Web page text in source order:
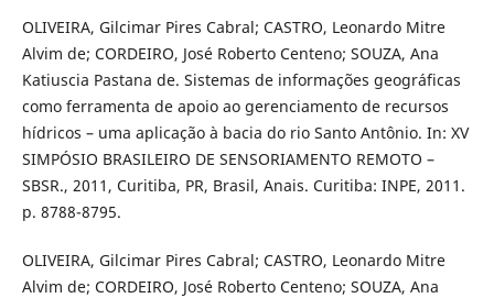
OLIVEIRA, Gilcimar Pires Cabral; CASTRO, Leonardo Mitre
Alvim de; CORDEIRO, José Roberto Centeno; SOUZA, Ana
Katiuscia Pastana de. Sistemas de informações geográficas
como ferramenta de apoio ao gerenciamento de recursos
hídricos – uma aplicação à bacia do rio Santo Antônio. In: XV
SIMPÓSIO BRASILEIRO DE SENSORIAMENTO REMOTO –
SBSR., 2011, Curitiba, PR, Brasil, Anais. Curitiba: INPE, 2011.
p. 8788-8795.
OLIVEIRA, Gilcimar Pires Cabral; CASTRO, Leonardo Mitre
Alvim de; CORDEIRO, José Roberto Centeno; SOUZA, Ana